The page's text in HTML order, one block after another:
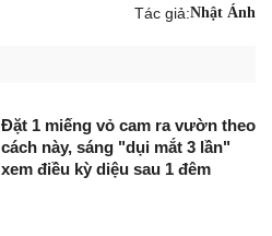
Tác giả:Nhật Ánh
Đặt 1 miếng vỏ cam ra vườn theo
cách này, sáng "dụi mắt 3 lần"
xem điều kỳ diệu sau 1 đêm